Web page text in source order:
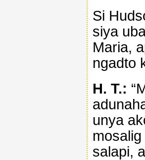
Si
siya
Maria,
ngadto
H. T.:
unya
salapi,